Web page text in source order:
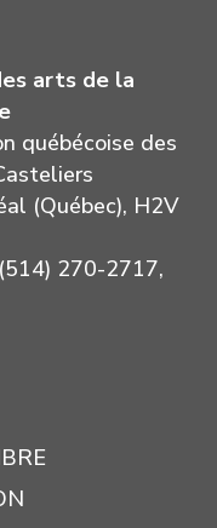
arts de la
québécoise des
(Québec), H2V
270-2717,